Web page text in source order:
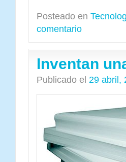
Posteado en
comentario
Inventan
Publicado el 29 abril,